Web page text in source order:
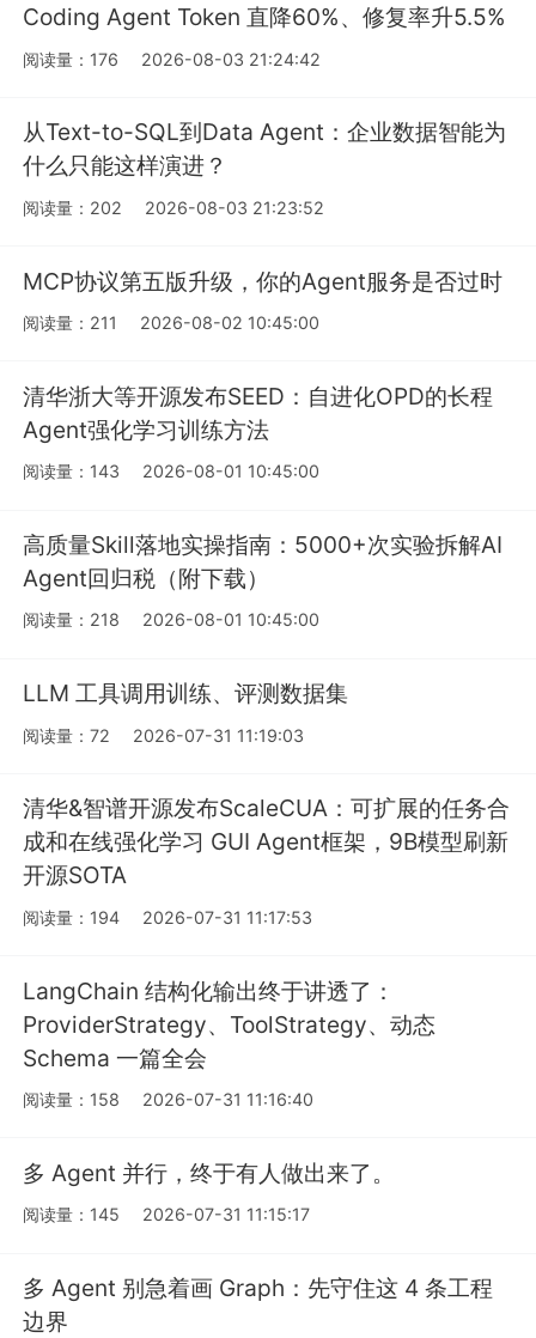
Coding Agent Token 直降60%、修复率升5.5%
阅读量：176 2026-08-03 21:24:42
从Text-to-SQL到Data Agent：企业数据智能为
什么只能这样演进？
阅读量：202 2026-08-03 21:23:52
MCP协议第五版升级，你的Agent服务是否过时
阅读量：211 2026-08-02 10:45:00
清华浙大等开源发布SEED：自进化OPD的长程
Agent强化学习训练方法
阅读量：143 2026-08-01 10:45:00
高质量Skill落地实操指南：5000+次实验拆解AI
Agent回归税（附下载）
阅读量：218 2026-08-01 10:45:00
LLM 工具调用训练、评测数据集
阅读量：72 2026-07-31 11:19:03
清华&智谱开源发布ScaleCUA：可扩展的任务合
成和在线强化学习 GUI Agent框架，9B模型刷新
开源SOTA
阅读量：194 2026-07-31 11:17:53
LangChain 结构化输出终于讲透了：
ProviderStrategy、ToolStrategy、动态
Schema 一篇全会
阅读量：158 2026-07-31 11:16:40
多 Agent 并行，终于有人做出来了。
阅读量：145 2026-07-31 11:15:17
多 Agent 别急着画 Graph：先守住这 4 条工程
边界